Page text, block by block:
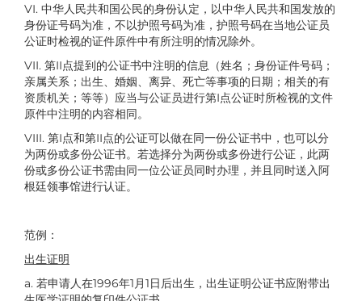
VI. 中华人民共和国公民的身份认定，以中华人民共和国发放的
身份证号码为准，不以护照号码为准，护照号码在当地公证员
公证时检视的证件原件中有所注明的情况除外。
VII. 第II点提到的公证书中注明的信息（姓名；身份证件号码；
亲属关系；出生、婚姻、离异、死亡等事项的日期；相关的有
资质机关；等等）应当与公证员进行第I点公证时所检视的文件
原件中注明的内容相同。
VIII. 第I点和第II点的公证可以做在同一份公证书中，也可以分
为两份或多份公证书。若选择分为两份或多份进行公证，此两
份或多份公证书需由同一位公证员同时办理，并且同时送入阿
根廷领事馆进行认证。
范例：
出生证明
a. 若申请人在1996年1月1日后出生，出生证明公证书应附带出